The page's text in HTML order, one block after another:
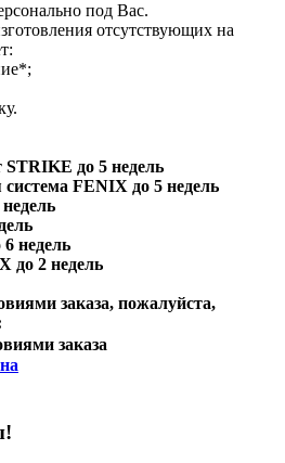
под Вас.
отсутствующих на
до 5 недель
FENIX до 5 недель
недель
2 недель
заказа, пожалуйста,
заказа